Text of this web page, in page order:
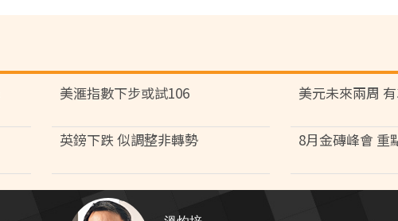
美滙指數下步或試106 美元未來兩周
英鎊下跌 似調整非轉勢 8月金磚峰會 重